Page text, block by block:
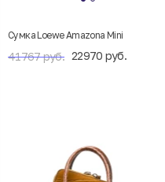
Сумка Loewe Amazona Mini
41767 руб. 22970 руб.